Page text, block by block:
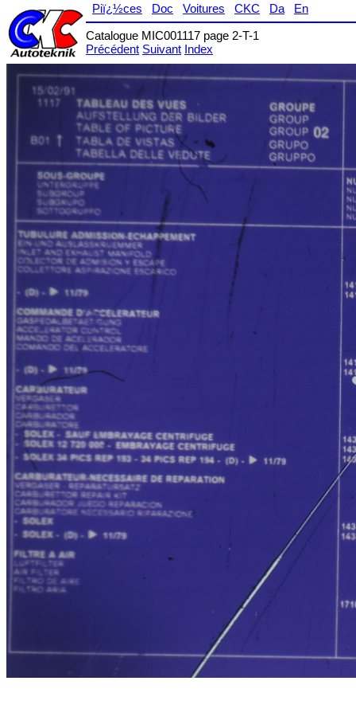
Piï¿½ces Doc Voitures CKC Da
En
Catalogue MIC001117 page 2-T-1
Précédent Suivant Index